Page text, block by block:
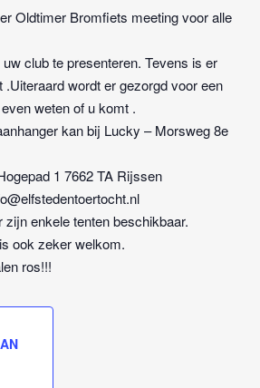
Oldtimer Bromfiets meeting voor alle
club te presenteren. Tevens is er
.Uiteraard wordt er gezorgd voor een
weten of u komt .
kan bij Lucky – Morsweg 8e
1 7662 TA Rijssen
zijn enkele tenten beschikbaar.
ook zeker welkom.
ros!!!